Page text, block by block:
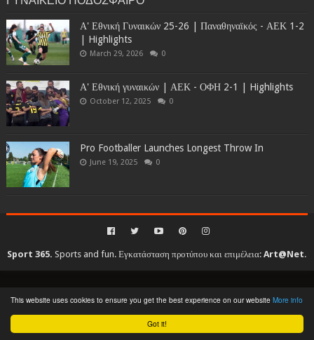
Got it!
This website uses cookies to ensure you get the best experience on our website More info
Α' Εθνική Γυναικών 25-26 | Παναθηναϊκός - ΑΕΚ 1-2
| Highlights
March 29, 2026 0
Α' Εθνική γυναικών | ΑΕΚ - ΟΦΗ 2-1 | Highlights
October 12, 2025 0
Pro Footballer Launches Longest Throw In
June 19, 2025 0
Sport 365. Sports and fun. Εγκατάσταση προτύπου και επιμέλεια:Art@Net.